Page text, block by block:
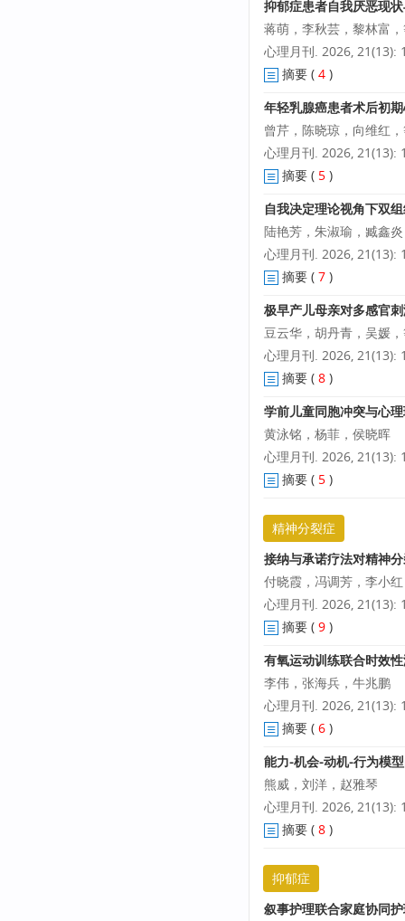
抑郁症患者自我厌恶现
蒋萌，李秋芸，黎林富
心理月刊. 2026, 21(13):
摘要 ( 4 )
年轻乳腺癌患者术后初
曾芹，陈晓琼，向维红
心理月刊. 2026, 21(13):
摘要 ( 5 )
自我决定理论视角下双
陆艳芳，朱淑瑜，臧鑫炎
心理月刊. 2026, 21(13):
摘要 ( 7 )
极早产儿母亲对多感官
豆云华，胡丹青，吴媛
心理月刊. 2026, 21(13):
摘要 ( 8 )
学前儿童同胞冲突与心
黄泳铭，杨菲，侯晓晖
心理月刊. 2026, 21(13):
摘要 ( 5 )
精神分裂症
接纳与承诺疗法对精神
付晓霞，冯调芳，李小红
心理月刊. 2026, 21(13):
摘要 ( 9 )
有氧运动训练联合时效
李伟，张海兵，牛兆鹏
心理月刊. 2026, 21(13):
摘要 ( 6 )
能力-机会-动机-行为模
熊威，刘洋，赵雅琴
心理月刊. 2026, 21(13):
摘要 ( 8 )
抑郁症
叙事护理联合家庭协同